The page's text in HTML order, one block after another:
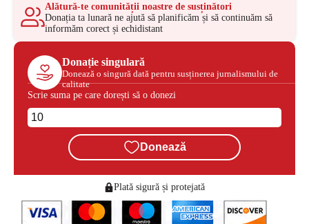
Alătură-te comunității noastre de susținători
Donația ta lunară ne ajută să planificăm și să continuăm să
informăm corect și echidistant
Donație singulară
Donează o singură dată pentru susținerea jurnalismului de
calitate
Scrie suma pe care dorești să o donezi
Donează
Plată sigură și protejată